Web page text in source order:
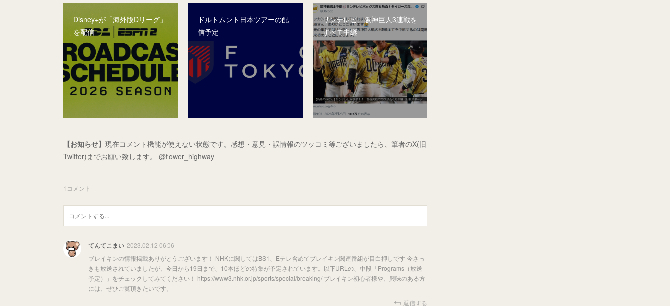
Disney+が「海外版Dリーグ」
を配信
ドルトムント日本ツアーの配
信予定
サンテレビ、阪神巨人3連戦を
すべて中継
【お知らせ】 現在コメント機能が使えない状態です。感想・意見・誤情報のツッコミ等ございましたら、筆者のX(旧
Twitter)までお願い致します。 @flower_highway
1 コメント
てんてこまい 2023.02.12 06:06
ブレイキンの情報掲載ありがとうございます！ NHKに関してはBS1、Eテレ含めてブレイキン関連番組が目白押しです 今さっ
きも放送されていましたが、今日から19日まで、10本ほどの特集が予定されています。以下URLの、中段「Programs（放送
予定）」をチェックしてみてください！ https://www3.nhk.or.jp/sports/special/breaking/ ブレイキン初心者様や、興味のある方
には、ぜひご覧頂きたいです。
返信する